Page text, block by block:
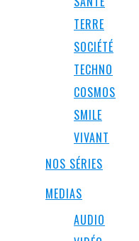
TERRE
SOCIÉTÉ
TECHNO
COSMOS
SMILE
VIVANT
NOS SÉRIES
MEDIAS
AUDIO